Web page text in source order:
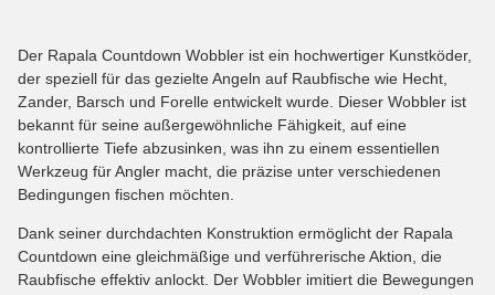
Der Rapala Countdown Wobbler ist ein hochwertiger Kunstköder,
der speziell für das gezielte Angeln auf Raubfische wie Hecht,
Zander, Barsch und Forelle entwickelt wurde. Dieser Wobbler ist
bekannt für seine außergewöhnliche Fähigkeit, auf eine
kontrollierte Tiefe abzusinken, was ihn zu einem essentiellen
Werkzeug für Angler macht, die präzise unter verschiedenen
Bedingungen fischen möchten.
Dank seiner durchdachten Konstruktion ermöglicht der Rapala
Countdown eine gleichmäßige und verführerische Aktion, die
Raubfische effektiv anlockt. Der Wobbler imitiert die Bewegungen